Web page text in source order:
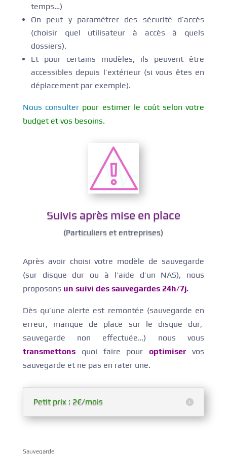
temps…)
On peut y paramétrer des sécurité d’accès
(choisir quel utilisateur à accès à quels
dossiers).
Et pour certains modèles, ils peuvent être
accessibles depuis l’extérieur (si vous êtes en
déplacement par exemple).
Nous consulter pour estimer le coût selon votre
budget et vos besoins.
Suivis après mise en place
(Particuliers et entreprises)
Après avoir choisi votre modèle de sauvegarde
(sur disque dur ou à l’aide d’un NAS), nous
proposons un suivi des sauvegardes 24h/7j.
Dès qu’une alerte est remontée (sauvegarde en
erreur, manque de place sur le disque dur,
sauvegarde non effectuée…) nous vous
transmettons
quoi faire pouroptimiser
vos
sauvegarde et ne pas en rater une.
Petit prix : 2€/mois
Sauvegarde